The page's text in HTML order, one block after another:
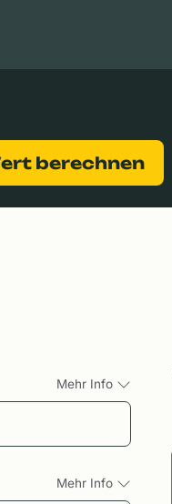
Wert berechnen
Mehr Info
Mehr Info